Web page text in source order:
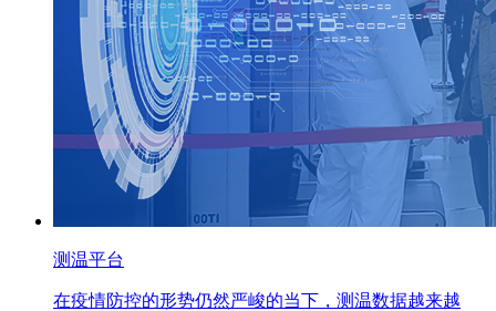
测温平台
在疫情防控的形势仍然严峻的当下，测温数据越来越